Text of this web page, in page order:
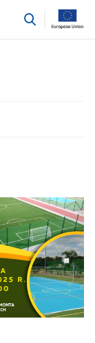
przejdź